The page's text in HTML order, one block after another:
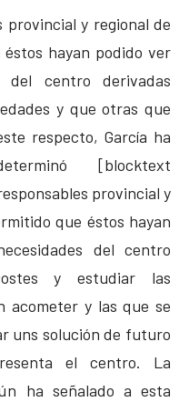
provincial y regional de
hayan podido ver
centro derivadas
y que otras que
respecto, García ha
[blocktext
provincial y
que éstos hayan
del centro
y estudiar las
acometer y las que se
uns solución de futuro
el centro. La
ha señalado a esta